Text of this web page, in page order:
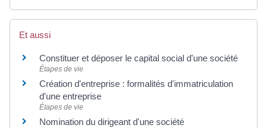
Et aussi
Constituer et déposer le capital social d'une société
Étapes de vie
Création d'entreprise : formalités d'immatriculation
d'une entreprise
Étapes de vie
Nomination du dirigeant d'une société